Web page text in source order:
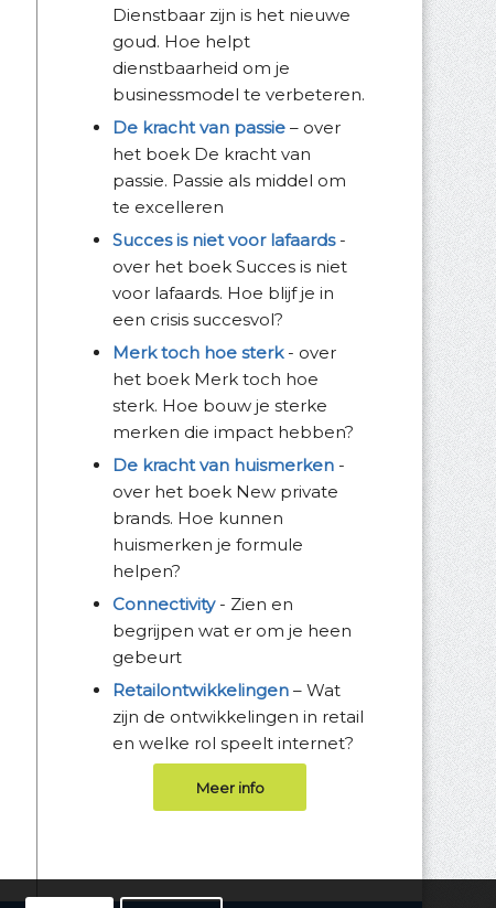
Dienstbaar zijn is het nieuwe
goud. Hoe helpt
dienstbaarheid om je
businessmodel te verbeteren.
De kracht van passie – over
het boek De kracht van
passie. Passie als middel om
te excelleren
Succes is niet voor lafaards-
over het boek Succes is niet
voor lafaards. Hoe blijf je in
een crisis succesvol?
Merk toch hoe sterk- over
het boek Merk toch hoe
sterk. Hoe bouw je sterke
merken die impact hebben?
De kracht van huismerken -
over het boek New private
brands. Hoe kunnen
huismerken je formule
helpen?
Connectivity- Zien en
begrijpen wat er om je heen
gebeurt
Retailontwikkelingen – Wat
zijn de ontwikkelingen in retail
en welke rol speelt internet?
Meer info